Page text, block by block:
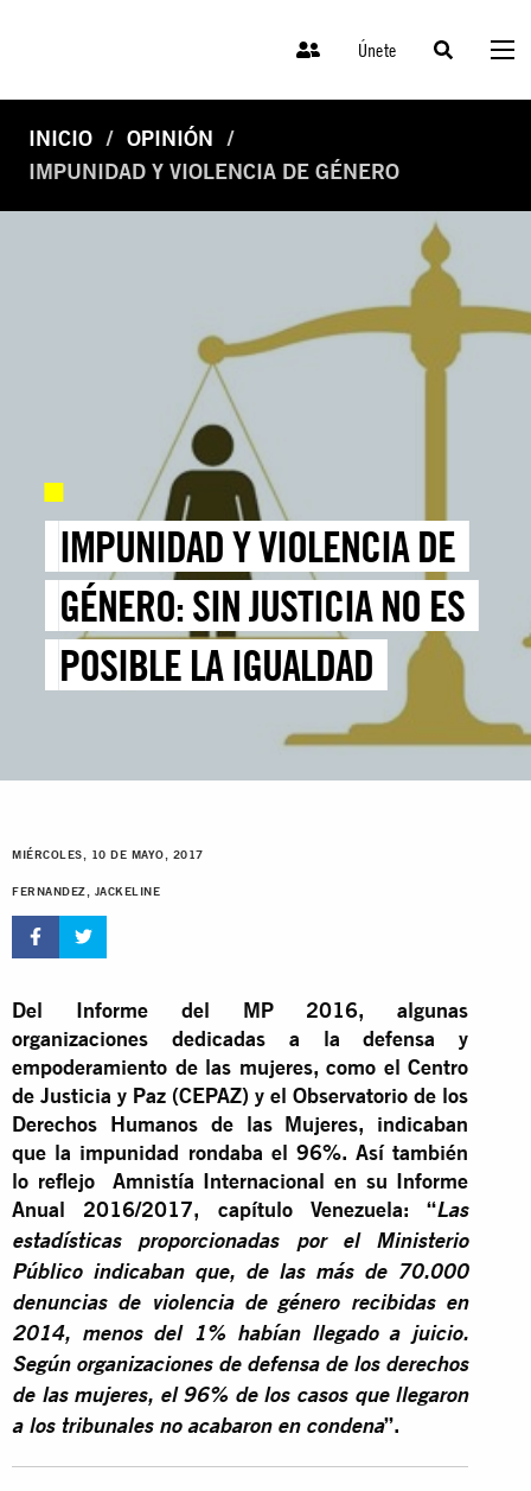
Únete
INICIO
OPINIÓN
IMPUNIDAD Y VIOLENCIA DE GÉNERO
IMPUNIDAD Y VIOLENCIA DE
GÉNERO: SIN JUSTICIA NO ES
POSIBLE LA IGUALDAD
MIÉRCOLES, 10 DE MAYO, 2017
FERNANDEZ, JACKELINE
Del Informe del MP 2016, algunas
organizaciones dedicadas a la defensa y
empoderamiento de las mujeres, como el Centro
de Justicia y Paz (CEPAZ) y el Observatorio de los
Derechos Humanos de las Mujeres, indicaban
que la impunidad rondaba el 96%. Así también
lo reflejo Amnistía Internacional en su Informe
Anual 2016/2017, capítulo Venezuela: “Las
estadísticas proporcionadas por el Ministerio
Público indicaban que, de las más de 70.000
denuncias de violencia de género recibidas en
2014, menos del 1% habían llegado a juicio.
Según organizaciones de defensa de los derechos
de las mujeres, el 96% de los casos que llegaron
a los tribunales no acabaron en condena”.